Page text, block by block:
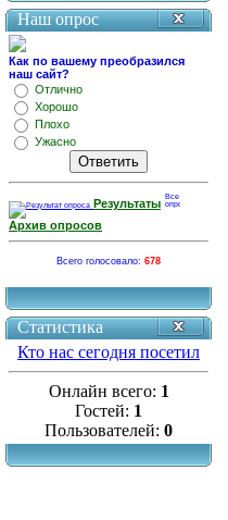
Наш опрос
Как по вашему преобразился
наш сайт?
Отлично
Хорошо
Плохо
Ужасно
Результаты
Архив опросов
Всего голосовало: 678
Статистика
Кто нас сегодня посетил
Онлайн всего: 1
Гостей: 1
Пользователей: 0